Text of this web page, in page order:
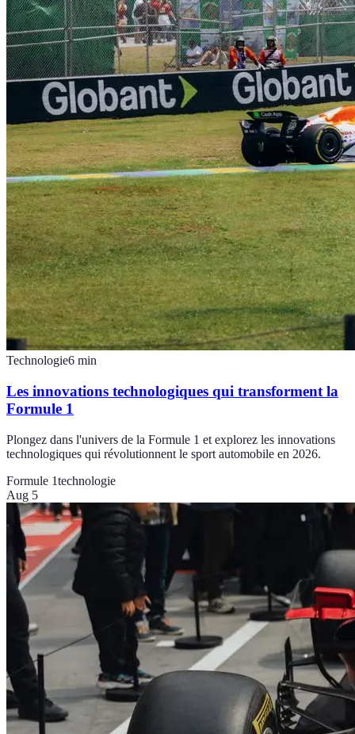
Technologie6 min
Les innovations technologiques qui transforment la
Formule 1
Plongez dans l'univers de la Formule 1 et explorez les innovations
technologiques qui révolutionnent le sport automobile en 2026.
Formule 1technologie
Aug 5